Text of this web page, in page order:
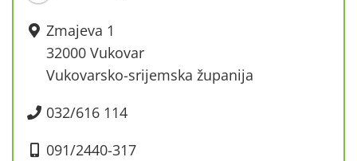
Zmajeva 1
32000 Vukovar
Vukovarsko-srijemska županija
032/616 114
091/2440-317